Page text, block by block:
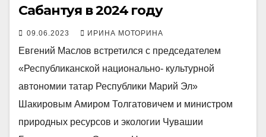
Сабантуя в 2024 году
09.06.2023 ИРИНА МОТОРИНА
Евгений Маслов встретился с председателем
«Республиканской национально- культурной
автономии татар Республики Марий Эл»
Шакировым Амиром Толгатовичем и министром
природных ресурсов и экологии Чувашии